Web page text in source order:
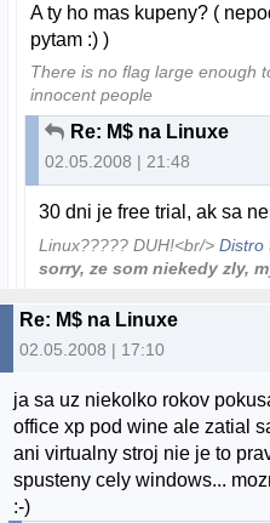
A ty ho mas kupeny? (
pytam :) )
There is no flag large enough
innocent people
Re: M$ na Linuxe
02.05.2008 | 21:48
30 dni je free trial, ak sa
Linux????? DUH!<br/>Distro
sorry, ze som niekedy zly,
Re: M$ na Linuxe
02.05.2008 | 17:10
ja sa uz niekolko rokov
office xp pod wine ale zatial
ani virtualny stroj nie je to
spusteny cely windows...
:-)